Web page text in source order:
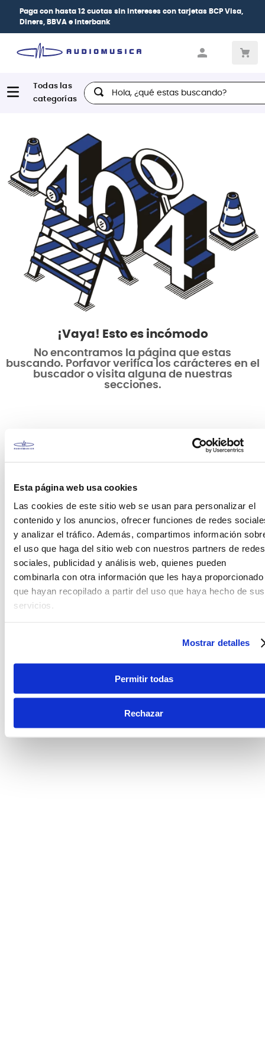
Esta página web usa cookies
Las cookies de este sitio web se usan para personalizar el
contenido y los anuncios, ofrecer funciones de redes
y analizar el tráfico. Además, compartimos información
el uso que haga del sitio web con nuestros partners de redes
sociales, publicidad y análisis web, quienes pueden
combinarla con otra información que les haya proporcionado
que hayan recopilado a partir del uso que haya hecho de sus
servicios.
Mostrar detalles
Permitir todas
Rechazar
Paga con hasta 12 cuotas sin intereses con tarjetas BCP Visa,
Diners, BBVA e Interbank
Hola, ¿qué estas buscando?
¡Vaya! Esto es incómodo
No encontramos la página que estas
buscando. Porfavor verifica los carácteres en el
buscador o visita alguna de nuestras
secciones.